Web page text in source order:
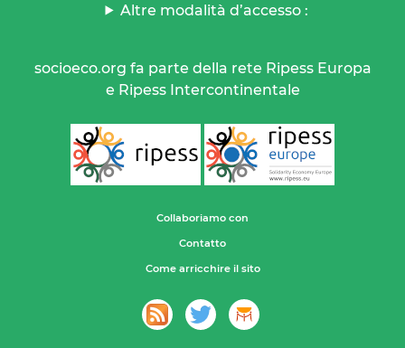
Altre modalità d’accesso :
socioeco.org fa parte della rete Ripess Europa
e Ripess Intercontinentale
Collaboriamo con
Contatto
Come arricchire il sito